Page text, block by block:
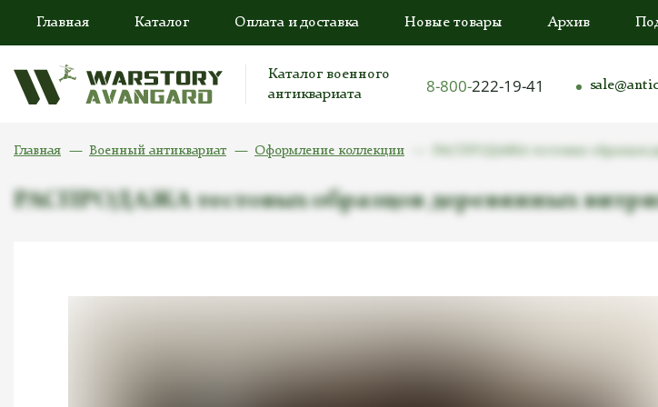
Главная Каталог Оплата и доставка Новые товары Архив
Каталог военного
антиквариата
8-800-222-19-41
Главная Военный антиквариат Оформление коллекции
РАСПРОДАЖА тестовых образцов деревянных